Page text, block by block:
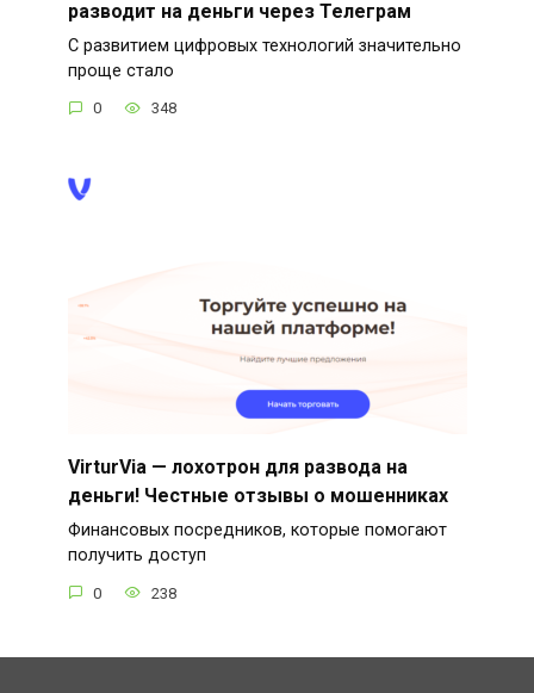
разводит на деньги через Телеграм
С развитием цифровых технологий значительно
проще стало
0 348
VirturVia — лохотрон для развода на
деньги! Честные отзывы о мошенниках
Финансовых посредников, которые помогают
получить доступ
0 238